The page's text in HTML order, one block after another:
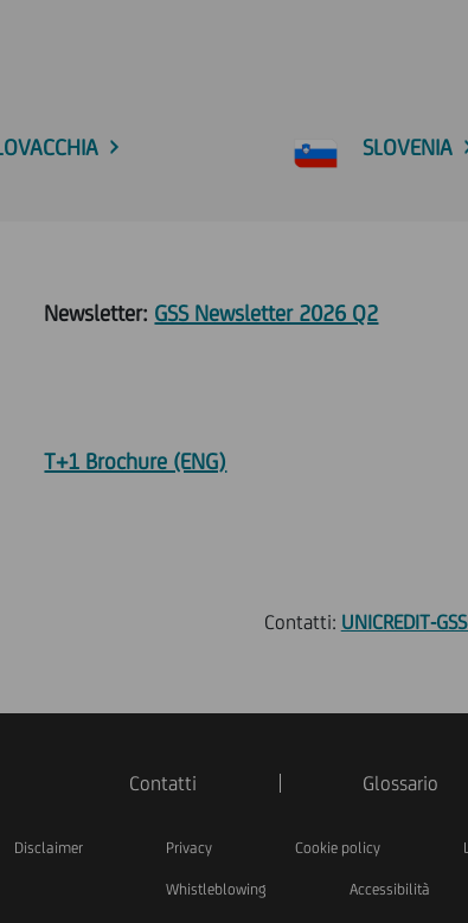
SLOVENIA
Newsletter: GSS Newsletter 2026 Q2
T+1 Brochure (ENG)
Contatti: UNICREDIT-
Contatti Glossario
Disclaimer Privacy Cookie policy
Whistleblowing Accessibilità